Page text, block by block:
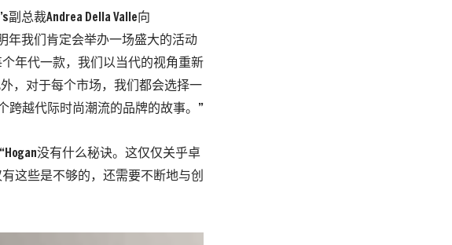
副总裁Andrea Della Valle向
年我们肯定会举办一场盛大的活动
年代一款，我们以当代的视角重新
，对于每个市场，我们都会选择一
跨越代际时尚潮流的品牌的故事。”
没有什么秘诀。这仅仅关乎卓
这些是不够的，还需要不断地与创